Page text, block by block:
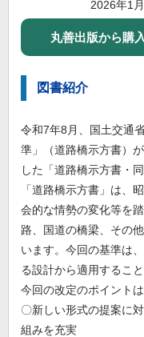
2026年1月
丸善出版から購入
図書紹介
令和7年8月、国土交通
準」（道路橋示方書）
した「道路橋示方書・
「道路橋示方書」は、
会的な情勢の変化等を
路、国道の橋梁、その
います。今回の基準は
る設計から適用するこ
今回の改定のポイント
〇新しい形式の提案に
組みを充実